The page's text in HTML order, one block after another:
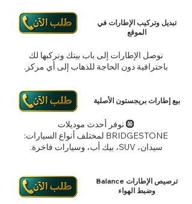
تبديل وتركيب الإطارات في
الموقع
نوصل الإطارات إلى باب بيتك ونركبها لك
باحترافية دون الحاجة للذهاب إلى أي مركز.
بيع إطارات بريجستون الأصلية
🛞 نوفر أحدث موديلات
BRIDGESTONE لمختلف أنواع السيارات:
سيدان، SUV، بيك أب، وسيارات فاخرة.
ترصيص الإطارات Balance
وضبط الهواء